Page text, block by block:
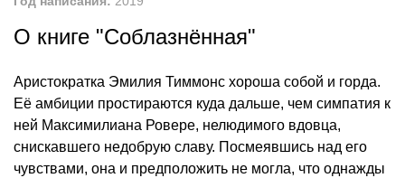
О книге "Соблазнённая"
Аристократка Эмилия Тиммонс хороша собой и горда.
Её амбиции простираются куда дальше, чем симпатия к
ней Максимилиана Ровере, нелюдимого вдовца,
снискавшего недобрую славу. Посмеявшись над его
чувствами, она и предположить не могла, что однажды